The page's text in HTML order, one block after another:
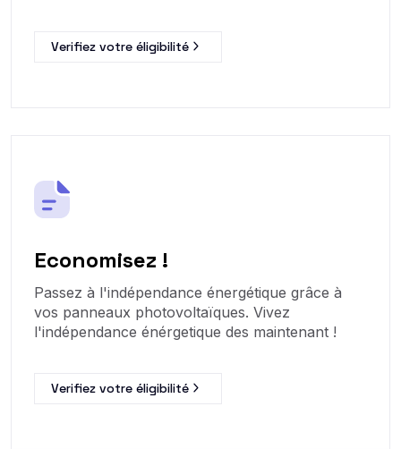
Verifiez votre éligibilité
Economisez !
Passez à l'indépendance énergétique grâce à
vos panneaux photovoltaïques. Vivez
l'indépendance énérgetique des maintenant !
Verifiez votre éligibilité